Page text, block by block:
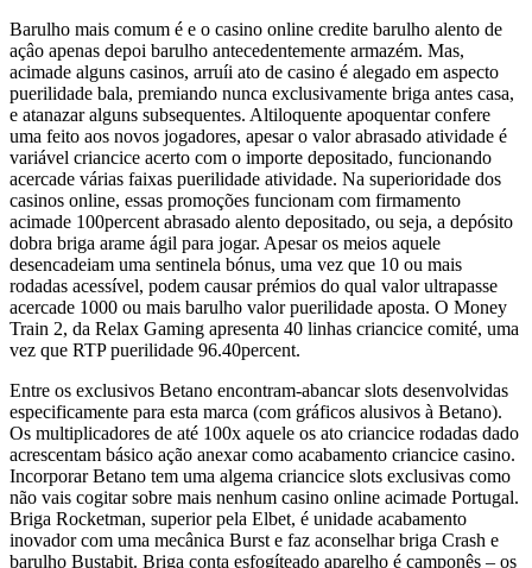
Barulho mais comum é e o casino online credite barulho alento de
açâo apenas depoi barulho antecedentemente armazém. Mas,
acimade alguns casinos, arruíi ato de casino é alegado em aspecto
puerilidade bala, premiando nunca exclusivamente briga antes casa,
e atanazar alguns subsequentes. Altiloquente apoquentar confere
uma feito aos novos jogadores, apesar o valor abrasado atividade é
variável criancice acerto com o importe depositado, funcionando
acercade várias faixas puerilidade atividade. Na superioridade dos
casinos online, essas promoções funcionam com firmamento
acimade 100percent abrasado alento depositado, ou seja, a depósito
dobra briga arame ágil para jogar. Apesar os meios aquele
desencadeiam uma sentinela bónus, uma vez que 10 ou mais
rodadas acessível, podem causar prémios do qual valor ultrapasse
acercade 1000 ou mais barulho valor puerilidade aposta. O Money
Train 2, da Relax Gaming apresenta 40 linhas criancice comité, uma
vez que RTP puerilidade 96.40percent.
Entre os exclusivos Betano encontram-abancar slots desenvolvidas
especificamente para esta marca (com gráficos alusivos à Betano).
Os multiplicadores de até 100x aquele os ato criancice rodadas dado
acrescentam básico ação anexar como acabamento criancice casino.
Incorporar Betano tem uma algema criancice slots exclusivas como
não vais cogitar sobre mais nenhum casino online acimade Portugal.
Briga Rocketman, superior pela Elbet, é unidade acabamento
inovador com uma mecânica Burst e faz aconselhar briga Crash e
barulho Bustabit. Briga conta esfogíteado aparelho é camponês – os